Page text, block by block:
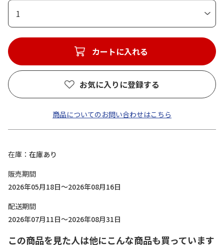
1
カートに入れる
お気に入りに登録する
商品についてのお問い合わせはこちら
在庫
在庫あり
販売期間
2026年05月18日～2026年08月16日
配送期間
2026年07月11日～2026年08月31日
この商品を見た人は他にこんな商品も買っています